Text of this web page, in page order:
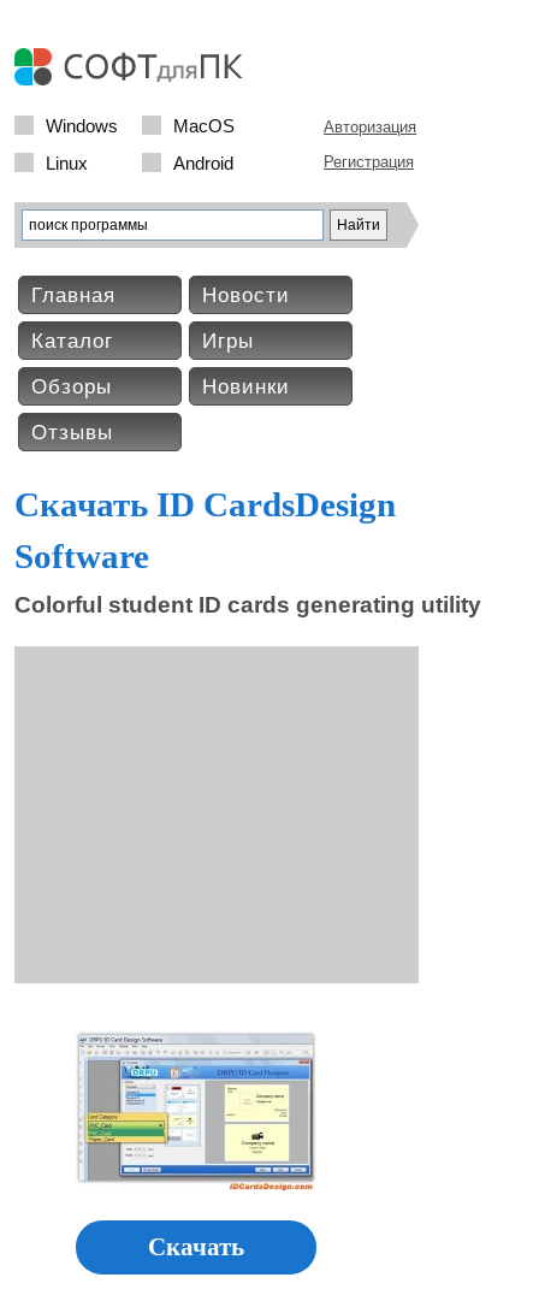
Windows
MacOS
Linux
Android
Авторизация
Регистрация
Главная
Новости
Каталог
Игры
Обзоры
Новинки
Отзывы
Скачать ID CardsDesign
Software
Colorful student ID cards generating utility
Скачать